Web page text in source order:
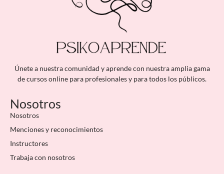
Únete a nuestra comunidad y aprende con nuestra amplia gama
de cursos online para profesionales y para todos los públicos.
Nosotros
Nosotros
Menciones y reconocimientos
Instructores
Trabaja con nosotros